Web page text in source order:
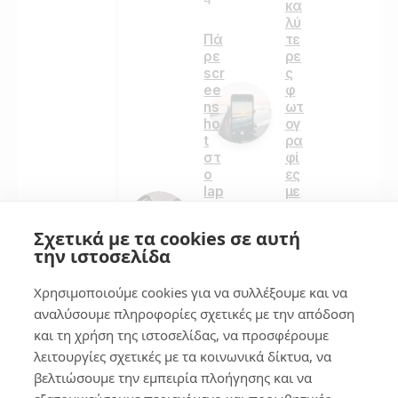
Πά
ρε
scr
ee
ns
ho
t
στ
ο
lap
10
οι
468
κα
λύ
τε
ρε
ς
φ
ωτ
ογ
ρα
φί
ες
με
on
ς
162
Σχετικά με τα cookies σε αυτή
την ιστοσελίδα
Χρησιμοποιούμε cookies για να συλλέξουμε και να
αναλύσουμε πληροφορίες σχετικές με την απόδοση
και τη χρήση της ιστοσελίδας, να προσφέρουμε
λειτουργίες σχετικές με τα κοινωνικά δίκτυα, να
βελτιώσουμε την εμπειρία πλοήγησης και να